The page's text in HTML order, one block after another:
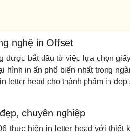
nghệ in Offset
được bắt đầu từ việc lựa chọn
hình in ấn phổ biến nhất trong
letter head cho thành phẩm in
chuyên nghiệp
thực hiện in letter head với thiết